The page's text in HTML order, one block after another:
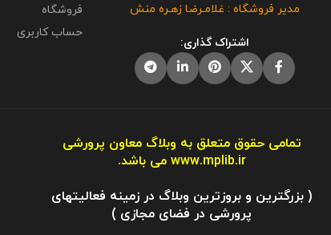
مدیر فروشگاه : غلامـرضا زهـره منش
اشتراک گذاری:
فروشگاه
حساب کاربری
تمامی حقوق متعلق به وبلاگ معاون پرورشی
www.mplib.ir می باشد.
( بزرگترین و بروزترین وبلاگ در زمینه فعالیتهای
پرورشی در فضای مجازی )